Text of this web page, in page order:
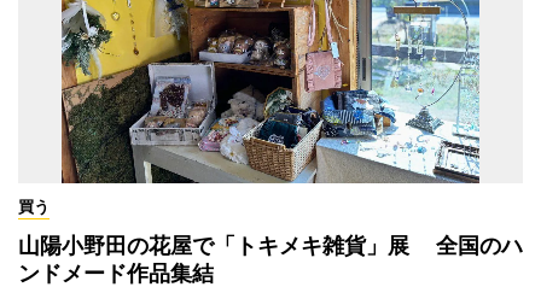
買う
山陽小野田の花屋で「トキメキ雑貨」展 全国のハ
ンドメード作品集結